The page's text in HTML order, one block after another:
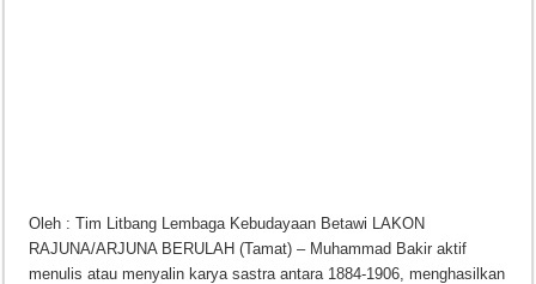
Oleh : Tim Litbang Lembaga Kebudayaan Betawi LAKON
RAJUNA/ARJUNA BERULAH (Tamat) – Muhammad Bakir aktif
menulis atau menyalin karya sastra antara 1884-1906, menghasilkan